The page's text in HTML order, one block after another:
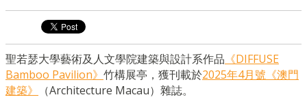
聖若瑟大學藝術及人文學院建築與設計系作品 《DIFFUSE
Bamboo Pavilion》 竹構展亭，獲刊載於2025年4月號《澳門
建築》
（Architecture Macau）雜誌。